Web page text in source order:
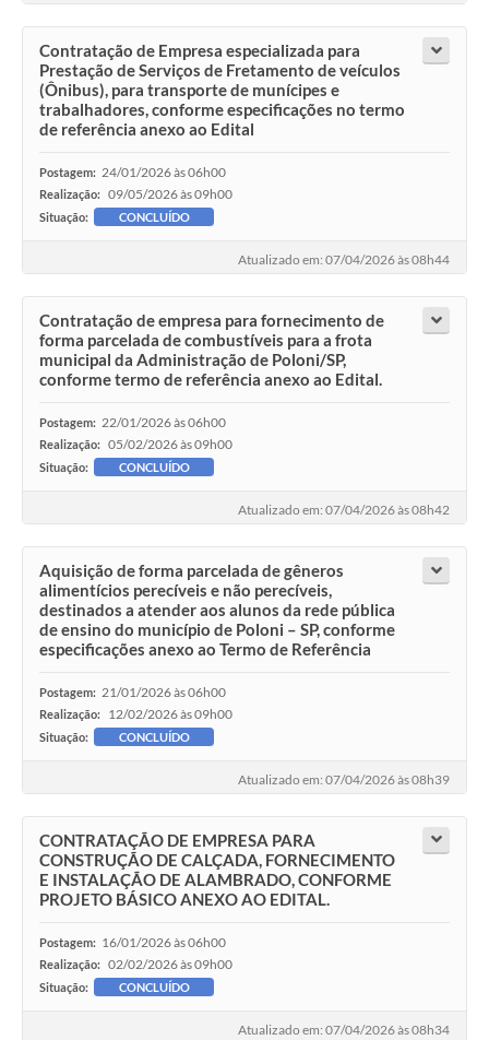
Contratação de Empresa especializada para
Prestação de Serviços de Fretamento de veículos
(Ônibus), para transporte de munícipes e
trabalhadores, conforme especificações no termo
de referência anexo ao Edital
Postagem: 24/01/2026 às 06h00
Realização: 09/05/2026 às 09h00
Situação: CONCLUÍDO
Atualizado em: 07/04/2026 às 08h44
Contratação de empresa para fornecimento de
forma parcelada de combustíveis para a frota
municipal da Administração de Poloni/SP,
conforme termo de referência anexo ao Edital.
Postagem: 22/01/2026 às 06h00
Realização: 05/02/2026 às 09h00
Situação: CONCLUÍDO
Atualizado em: 07/04/2026 às 08h42
Aquisição de forma parcelada de gêneros
alimentícios perecíveis e não perecíveis,
destinados a atender aos alunos da rede pública
de ensino do município de Poloni – SP, conforme
especificações anexo ao Termo de Referência
Postagem: 21/01/2026 às 06h00
Realização: 12/02/2026 às 09h00
Situação: CONCLUÍDO
Atualizado em: 07/04/2026 às 08h39
CONTRATAÇÃO DE EMPRESA PARA
CONSTRUÇÃO DE CALÇADA, FORNECIMENTO
E INSTALAÇÃO DE ALAMBRADO, CONFORME
PROJETO BÁSICO ANEXO AO EDITAL.
Postagem: 16/01/2026 às 06h00
Realização: 02/02/2026 às 09h00
Situação: CONCLUÍDO
Atualizado em: 07/04/2026 às 08h34